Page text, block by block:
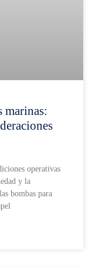
marinas:
operativas
y la
bombas para